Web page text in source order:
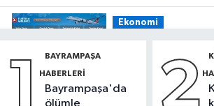
Ekonomi
milyon yolcu taşıdı
Bilim ve Teknoloji
1 BAYRAMPAŞA
HABERLERI
Bayrampaşa'da
ölümle
2